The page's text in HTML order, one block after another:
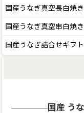
国産うなぎ真空長白焼き
国産うなぎ真空串白焼き
国産うなぎ詰合せギフト
国産 う